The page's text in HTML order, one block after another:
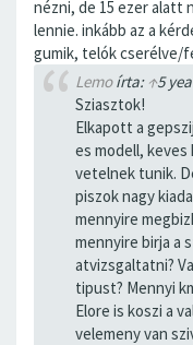
nézni, de 15 ezer alatt
lennie. inkább az a
gumik, telók cserélve/
Lemoírta: ↑5
Sziasztok!
Elkapott a
es modell, keves
vetelnek tunik.
piszok nagy
mennyire
mennyire birja a
atvizsgaltatni?
tipust? Mennyi
Elore is koszi a
velemeny van